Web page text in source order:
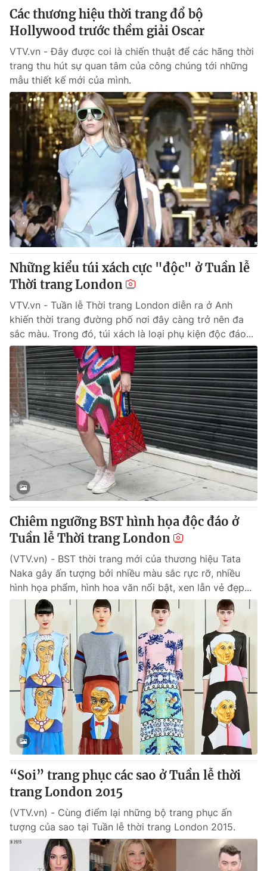
Các thương hiệu thời trang đổ bộ
Hollywood trước thềm giải Oscar
VTV.vn - Đây được coi là chiến thuật để các hãng thời
trang thu hút sự quan tâm của công chúng tới những
mẫu thiết kế mới của mình.
Những kiểu túi xách cực "độc" ở Tuần lễ
Thời trang London
VTV.vn - Tuần lễ Thời trang London diễn ra ở Anh
khiến thời trang đường phố nơi đây càng trở nên đa
sắc màu. Trong đó, túi xách là loại phụ kiện độc đáo...
Chiêm ngưỡng BST hình họa độc đáo ở
Tuần lễ Thời trang London
(VTV.vn) - BST thời trang mới của thương hiệu Tata
Naka gây ấn tượng bởi nhiều màu sắc rực rỡ, nhiều
hình họa phẩm, hình hoa văn nổi bật, xen lẫn vẻ đẹp...
“Soi” trang phục các sao ở Tuần lễ thời
trang London 2015
(VTV.vn) - Cùng điểm lại những bộ trang phục ấn
tượng của sao tại Tuần lễ thời trang London 2015.